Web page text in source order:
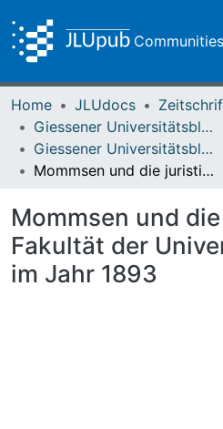
Home JLUdocs
Giessener Universitätsblätter
Giessener Universitätsblätter 06 (1973) Heft 2
Mommsen und die juristische Fakultät der Universität Gießen im Jahr 1893
Mommsen und
Fakultät der
im Jahr 1893